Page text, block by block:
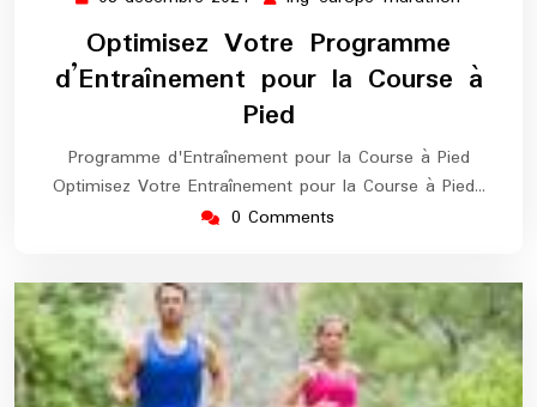
décembre
2024
Optimisez Votre Programme
d’Entraînement pour la Course à
Pied
Programme d'Entraînement pour la Course à Pied
Optimisez Votre Entraînement pour la Course à Pied…
0 Comments